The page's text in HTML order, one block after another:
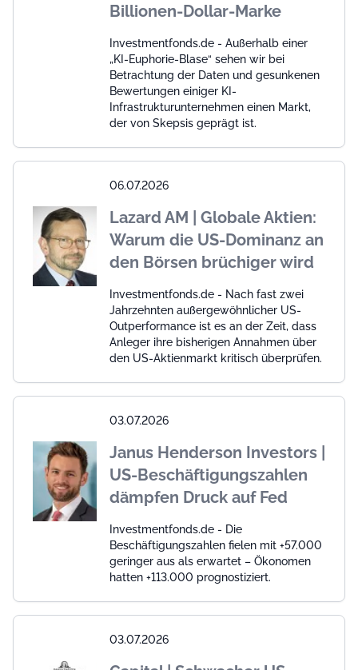
Billionen-Dollar-Marke
Investmentfonds.de - Außerhalb einer
„KI-Euphorie-Blase“ sehen wir bei
Betrachtung der Daten und gesunkenen
Bewertungen einiger KI-
Infrastrukturunternehmen einen Markt,
der von Skepsis geprägt ist.
06.07.2026
Lazard AM | Globale Aktien:
Warum die US-Dominanz an
den Börsen brüchiger wird
Investmentfonds.de - Nach fast zwei
Jahrzehnten außergewöhnlicher US-
Outperformance ist es an der Zeit, dass
Anleger ihre bisherigen Annahmen über
den US-Aktienmarkt kritisch überprüfen.
03.07.2026
Janus Henderson Investors |
US-Beschäftigungszahlen
dämpfen Druck auf Fed
Investmentfonds.de - Die
Beschäftigungszahlen fielen mit +57.000
geringer aus als erwartet – Ökonomen
hatten +113.000 prognostiziert.
03.07.2026